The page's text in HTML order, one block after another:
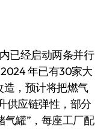
已经启动两条并行
年已有30家大
造，预计将把燃气
供应链弹性，部分
气罐”，每座工厂配